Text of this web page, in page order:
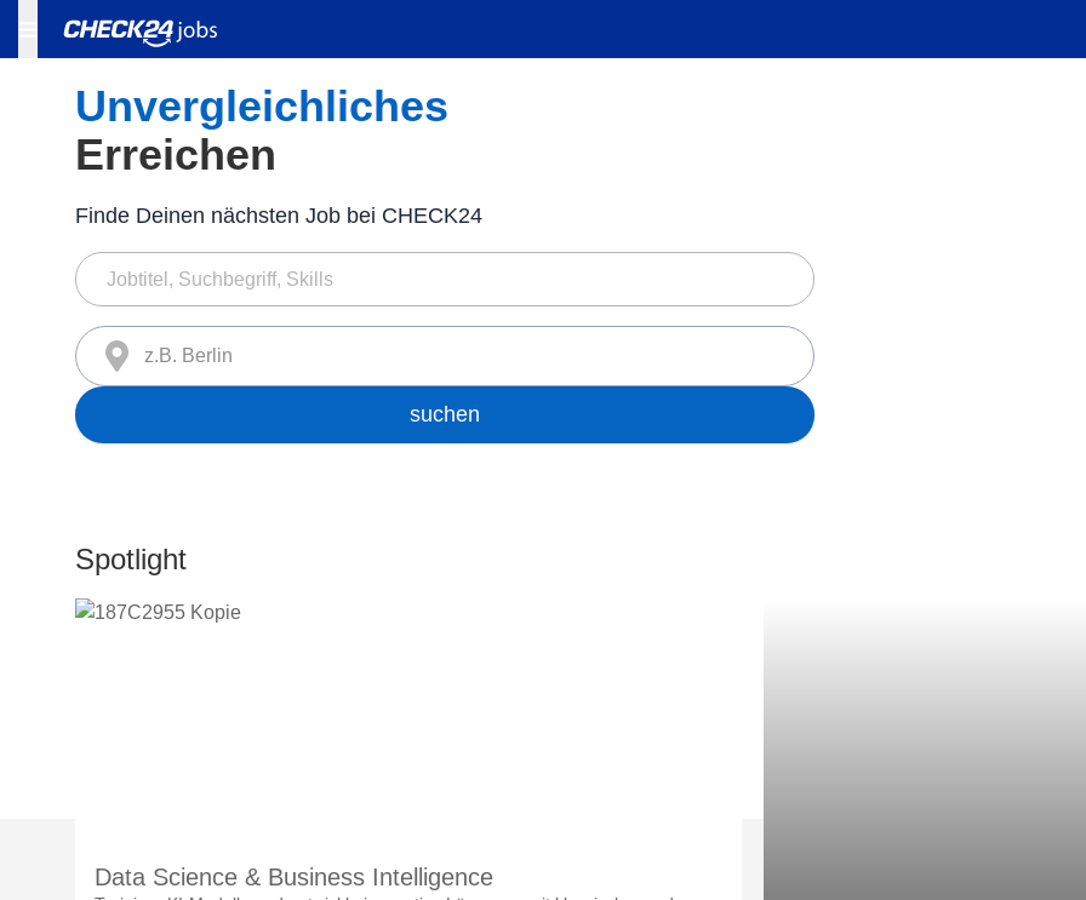
Unvergleichliches
Erreichen
Finde Deinen nächsten Job bei CHECK24
z.B. Berlin
suchen
Spotlight
Data Science & Business Intelligence